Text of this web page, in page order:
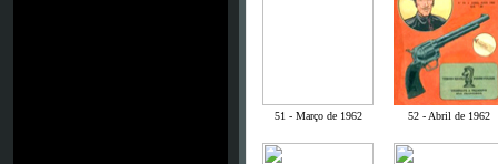
51 - Março de 1962 52 - Abril de 1962